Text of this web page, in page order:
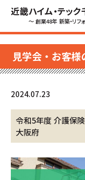
近畿ハイム・テッ
～ 創業48年 新築・リ
見学会・お客
2024.07.23
令和5年度 介護保
大阪府